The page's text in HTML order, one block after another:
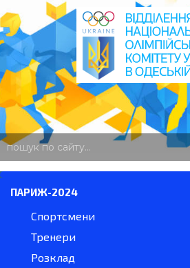
пошук
по
ПАРИЖ-2024
Спортсмени
Тренери
Розклад